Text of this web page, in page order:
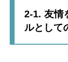
2-1. 友情
ルとして